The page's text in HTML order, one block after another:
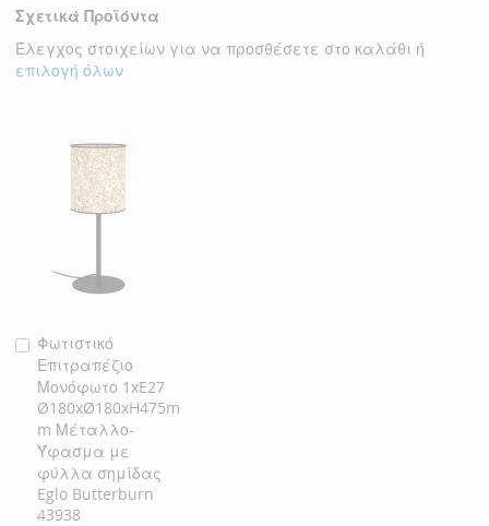
Σχετικά Προϊόντα
Έλεγχος στοιχείων για να προσθέσετε στο καλάθι ή
επιλογή όλων
Φωτιστικό
Επιτραπέζιο
Μονόφωτο 1xE27
Ø180xØ180xH475m
m Μέταλλο-
Ύφασμα με
φύλλα σημίδας
Eglo Butterburn
43938
Προσθήκη
στο
Καλάθι